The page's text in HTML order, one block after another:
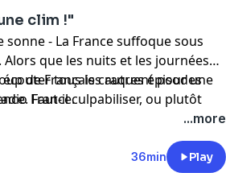
clim !"
sonne - La France suffoque sous
que les nuits et les journées
de Français craquent pour une
Faut-il culpabiliser, ou plutôt
tous les autres épisodes
France.
...more
36min Play